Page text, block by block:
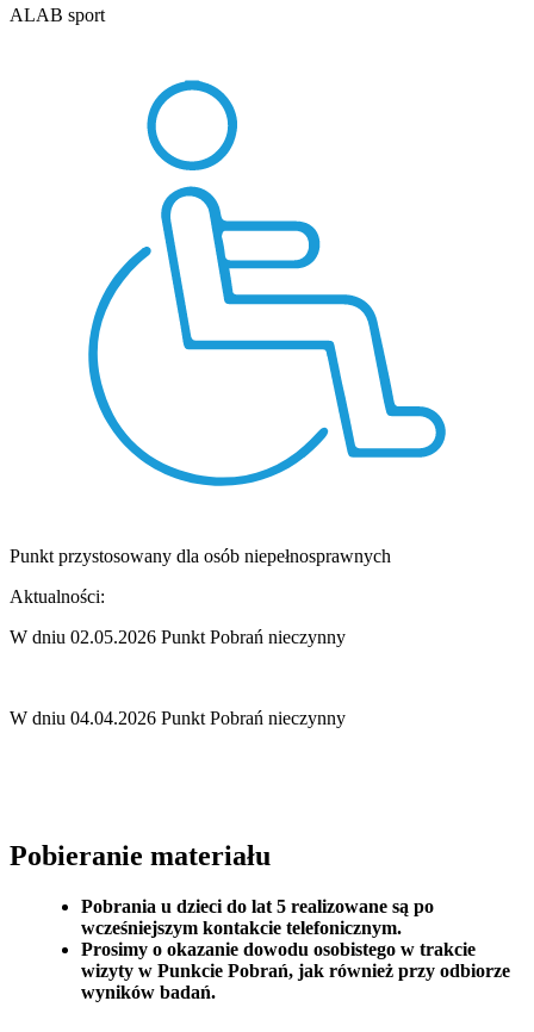
ALAB sport
Punkt przystosowany dla osób niepełnosprawnych
Aktualności:
W dniu 02.05.2026 Punkt Pobrań nieczynny
W dniu 04.04.2026 Punkt Pobrań nieczynny
Pobieranie materiału
Pobrania u dzieci do lat 5 realizowane są po
wcześniejszym kontakcie telefonicznym.
Prosimy o okazanie dowodu osobistego w trakcie
wizyty w Punkcie Pobrań, jak również przy odbiorze
wyników badań.